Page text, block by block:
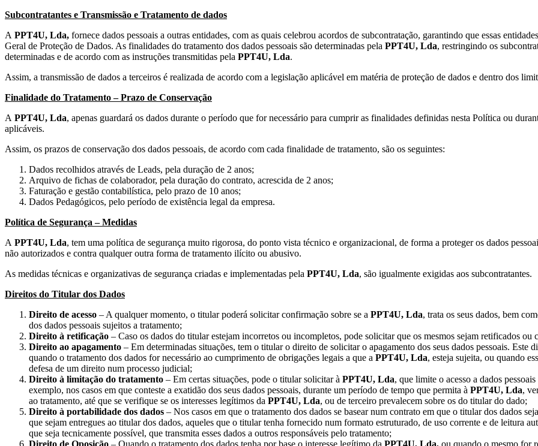
Subcontratantes e Transmissão e Tratamento de dados
A PPT4U, Lda, fornece dados pessoais a outras entidades, com as quais celebrou acordos de subcontratação, garantindo que essas
Geral de Proteção de Dados. As finalidades do tratamento dos dados pessoais são determinadas pela PPT4U, Lda, restringindo os
determinadas e de acordo com as instruções transmitidas pela PPT4U, Lda.
Assim, a transmissão de dados a terceiros é realizada de acordo com a legislação aplicável em matéria de proteção de dados e dentro dos
Finalidade do Tratamento – Prazo de Conservação
A PPT4U, Lda, apenas guardará os dados durante o período que for necessário para cumprir as finalidades definidas nesta Política ou
aplicáveis.
Assim, os prazos de conservação dos dados pessoais, de acordo com cada finalidade de tratamento, são os seguintes:
Dados recolhidos através de Leads, pela duração de 2 anos;
Arquivo de fichas de colaborador, pela duração do contrato, acrescida de 2 anos;
Faturação e gestão contabilística, pelo prazo de 10 anos;
Dados Pedagógicos, pelo período de existência legal da empresa.
Política de Segurança – Medidas
A PPT4U, Lda, tem uma política de segurança muito rigorosa, do ponto vista técnico e organizacional, de forma a proteger os dados
não autorizados e contra qualquer outra forma de tratamento ilícito ou abusivo.
As medidas técnicas e organizativas de segurança criadas e implementadas pela PPT4U, Lda, são igualmente exigidas aos subcontratantes.
Direitos do Titular dos Dados
Direito de acesso – A qualquer momento, o titular poderá solicitar confirmação sobre se a PPT4U, Lda, trata os seus dados, bem
dos dados pessoais sujeitos a tratamento;
Direito à retificação – Caso os dados do titular estejam incorretos ou incompletos, pode solicitar que os mesmos sejam retificados ou
Direito ao apagamento – Em determinadas situações, tem o titular o direito de solicitar o apagamento dos seus dados pessoais. Este
quando o tratamento dos dados for necessário ao cumprimento de obrigações legais a que a PPT4U, Lda, esteja sujeita, ou quando
defesa de um direito num processo judicial;
Direito à limitação do tratamento – Em certas situações, pode o titular solicitar à PPT4U, Lda, que limite o acesso a dados
exemplo, nos casos em que conteste a exatidão dos seus dados pessoais, durante um período de tempo que permita à PPT4U, Lda,
ao tratamento, até que se verifique se os interesses legítimos da PPT4U, Lda, ou de terceiro prevalecem sobre os do titular do dado;
Direito à portabilidade dos dados – Nos casos em que o tratamento dos dados se basear num contrato em que o titular dos dados
que sejam entregues ao titular dos dados, aqueles que o titular tenha fornecido num formato estruturado, de uso corrente e de leitura
que seja tecnicamente possível, que transmita esses dados a outros responsáveis pelo tratamento;
Direito de Oposição – Quando o tratamento dos dados tenha por base o interesse legítimo da PPT4U, Lda, ou quando o mesmo for